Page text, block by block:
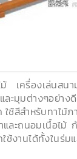
เครื่องเล่นสน
ะมุมต่างๆอย่าง
ช้สีสำหรับทาไม้
ละถนอมเนื้อไม้
งานได้ทั้งในร่มแ